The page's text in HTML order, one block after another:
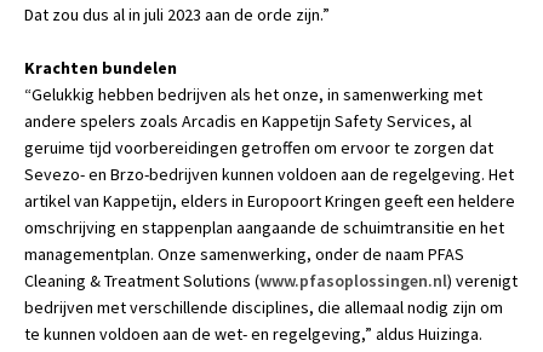
Dat zou dus al in juli 2023 aan de orde zijn.”
Krachten bundelen
“Gelukkig hebben bedrijven als het onze, in samenwerking met
andere spelers zoals Arcadis en Kappetijn Safety Services, al
geruime tijd voorbereidingen getroffen om ervoor te zorgen dat
Sevezo- en Brzo-bedrijven kunnen voldoen aan de regelgeving. Het
artikel van Kappetijn, elders in Europoort Kringen geeft een heldere
omschrijving en stappenplan aangaande de schuimtransitie en het
managementplan. Onze samenwerking, onder de naam PFAS
Cleaning & Treatment Solutions (www.pfasoplossingen.nl) verenigt
bedrijven met verschillende disciplines, die allemaal nodig zijn om
te kunnen voldoen aan de wet- en regelgeving,” aldus Huizinga.